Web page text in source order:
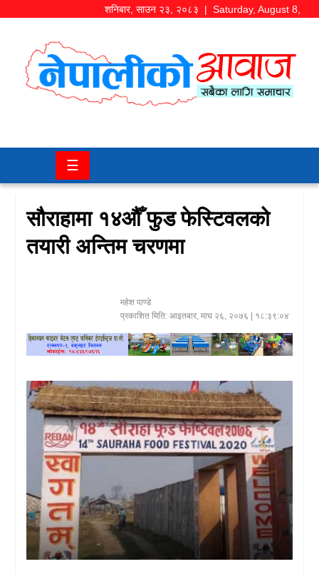
शनिबार, साउन २३, २०८३ | Saturday, August 8,
समाज/
चितवन
कला/
मनोरञ्जन
खेलकुद
प्रवास/
स्वास्थ्य/
रोचक
विचार/
अन्तर्वार्ता
☰
सौराहामा १४औँ फुड फेस्टिवलको
तयारी अन्तिम चरणमा
महेश पाण्डे
प्रकाशित मिति: आइतबार, माघ २६, २०७६ | १८:३९:०४